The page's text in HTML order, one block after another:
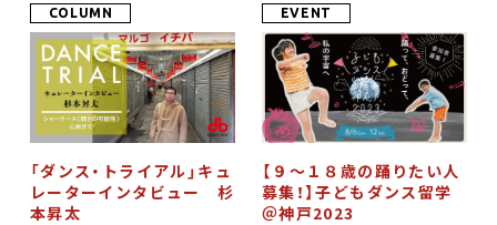
アクセス
お問合せ
Select Language▼
COLUMN
「ダンス・トライアル」キュ
レーターインタビュー 杉
本昇太
EVENT
【９〜１８歳の踊りたい人
募集！】子どもダンス留学
＠神戸2023